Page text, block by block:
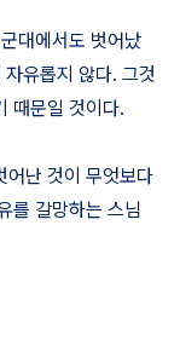
대에서도 벗어났
유롭지 않다. 그것
때문일 것이다.
어난 것이 무엇보다
를 갈망하는 스님